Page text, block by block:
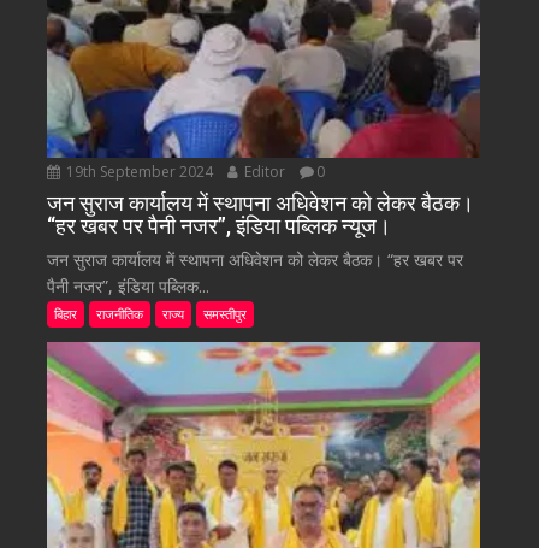
19th September 2024 Editor 0
जन सुराज कार्यालय में स्थापना अधिवेशन को लेकर बैठक।
“हर खबर पर पैनी नजर”, इंडिया पब्लिक न्यूज।
जन सुराज कार्यालय में स्थापना अधिवेशन को लेकर बैठक। “हर खबर पर
पैनी नजर”, इंडिया पब्लिक...
बिहार राजनीतिक राज्य समस्तीपुर